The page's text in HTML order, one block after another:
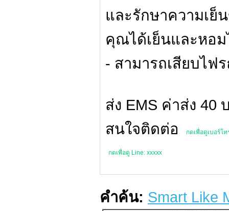
และรักษาความเย็
คุณได้เย็นและหอ
- สามารถเสียบไฟ
ส่ง EMS ค่าส่ง 40
สนใจติดต่อ
กดเพื่อดูเบอร์โ
กดเพื่อดู Line: xxxxx
คำค้น: Smart Like